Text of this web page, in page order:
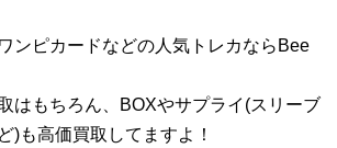
ンピカードなどの人気トレカならBee
はもちろん、BOXやサプライ(スリーブ
)も高価買取してますよ！